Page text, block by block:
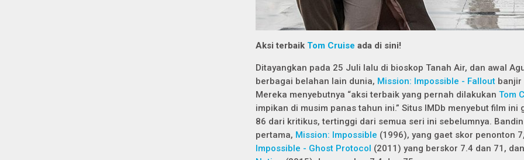
Aksi terbaik Tom Cruise ada di sini!
Ditayangkan pada 25 Juli lalu di bioskop Tanah Air, dan awal
berbagai belahan lain dunia, Mission: Impossible - Fallout banjir
Mereka menyebutnya “aksi terbaik yang pernah dilakukan Tom
impikan di musim panas tahun ini.” Situs IMDb menyebut film
86 dari kritikus, tertinggi dari semua seri ini sebelumnya.
pertama, Mission: Impossible (1996), yang gaet skor penonton
Impossible - Ghost Protocol (2011) yang berskor 7.4 dan 71,